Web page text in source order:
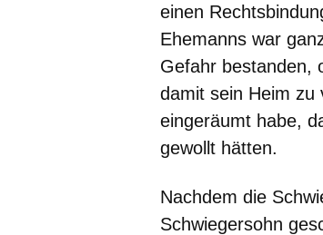
einen
Ehemanns war
Gefahr bestanden,
damit sein Heim zu
eingeräumt habe,
gewollt hätten.
Nachdem die
Schwiegersohn